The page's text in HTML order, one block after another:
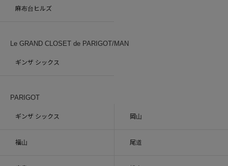
麻布台ヒルズ
Le GRAND CLOSET de PARIGOT/MAN
ギンザ シックス
PARIGOT
ギンザ シックス 岡山
福山 尾道